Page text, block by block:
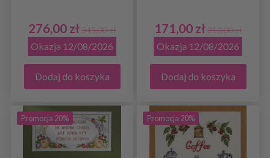
276,00 zł345,00 zł
Okazja 12/08/2026
Dodaj do koszyka
171,00 zł213,00 zł
Okazja 12/08/2026
Dodaj do koszyka
Promocja 20% Promocja 20%